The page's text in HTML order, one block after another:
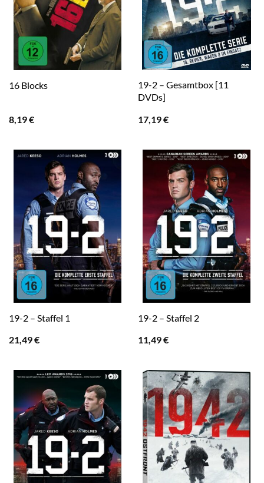
16 Blocks
8,19€
19-2 – Gesamtbox [11
DVDs]
17,19€
19-2 – Staffel 1
21,49€
19-2 – Staffel 2
11,49€